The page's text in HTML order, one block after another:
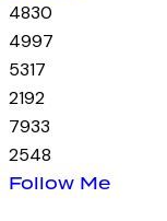
4830
4997
5317
2192
7933
2548
Follow Me